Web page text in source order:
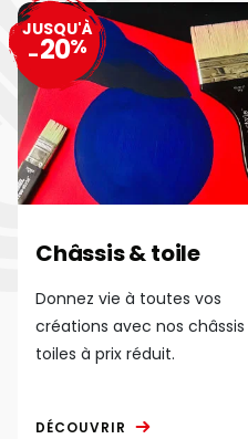
Châssis & toile
Donnez vie à toutes vos
créations avec nos
toiles à prix réduit.
DÉCOUVRIR
JUSQU'À
-20%